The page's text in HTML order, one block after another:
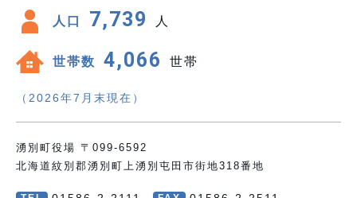
人口 7,739 人
世帯数 4,066 世帯
（2026年7月末現在）
湧別町役場 〒099-6592
北海道紋別郡湧別町上湧別屯田市街地318番地